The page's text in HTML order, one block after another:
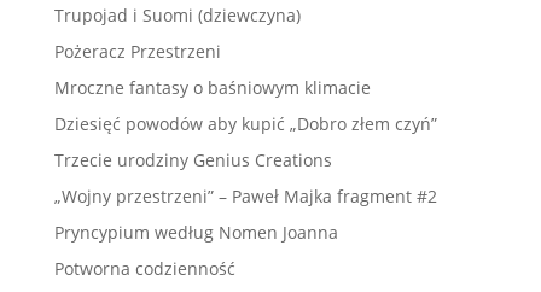
Trupojad i Suomi (dziewczyna)
Pożeracz Przestrzeni
Mroczne fantasy o baśniowym klimacie
Dziesięć powodów aby kupić „Dobro złem czyń”
Trzecie urodziny Genius Creations
„Wojny przestrzeni” – Paweł Majka fragment #2
Pryncypium według Nomen Joanna
Potworna codzienność